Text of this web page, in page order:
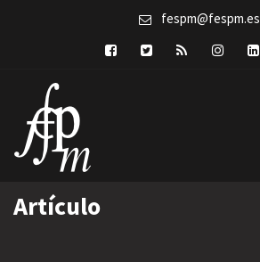
fespm@fespm.es
Artículo